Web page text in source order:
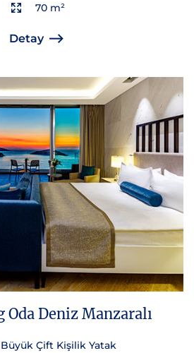
70 m²
Detay
Oda Deniz Manzaralı
Çift Kişilik Yatak